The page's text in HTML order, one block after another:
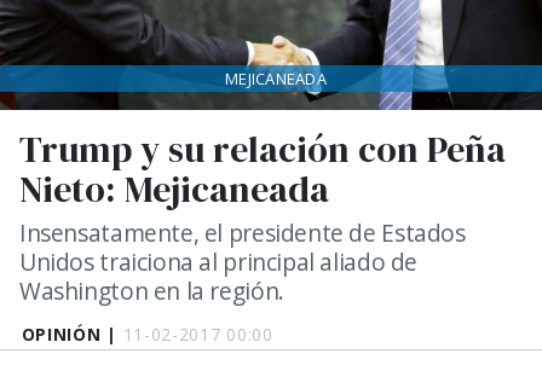
OPINIÓN | 11-02-2017 00:00
Trump y su relación con Peña
Nieto: Mejicaneada
Insensatamente, el presidente de Estados
Unidos traiciona al principal aliado de
Washington en la región.
MEJICANEADA